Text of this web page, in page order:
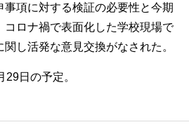
項に対する検証の必要性と今期
コロナ禍で表面化した学校現場で
し活発な意見交換がなされた。
日の予定。